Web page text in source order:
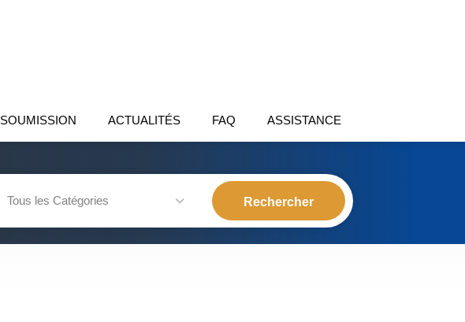
SOUMISSION ACTUALITÉS FAQ ASSISTANCE
Tous les Catégories